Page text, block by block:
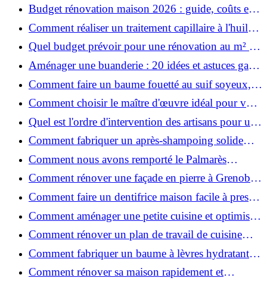
ruiner ?
Budget rénovation maison 2026 : guide, coûts et
astuces
Comment réaliser un traitement capillaire à l'huile
maison efficace ?
Quel budget prévoir pour une rénovation au m² en
2026 ?
Aménager une buanderie : 20 idées et astuces gain
de place pour un espace fonctionnel et stylé
Comment faire un baume fouetté au suif soyeux,
fait maison ?
Comment choisir le maître d'œuvre idéal pour vos
travaux de rénovation ?
Quel est l'ordre d'intervention des artisans pour une
rénovation ?
Comment fabriquer un après-shampoing solide
naturel pour cheveux ?
Comment nous avons remporté le Palmarès
(Ré)HABITER 2025 : les coulisses du projet primé
?
Comment rénover une façade en pierre à Grenoble
: techniques, coûts et conseils
Comment faire un dentifrice maison facile à presser
?
Comment aménager une petite cuisine et optimiser
chaque centimètre carré ?
Comment rénover un plan de travail de cuisine
facilement : guide étape par étape
Comment fabriquer un baume à lèvres hydratant et
naturel au suif ?
Comment rénover sa maison rapidement et